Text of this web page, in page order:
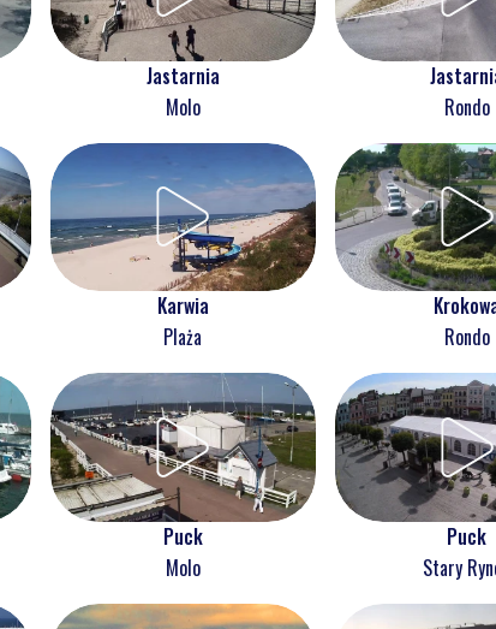
Jastarnia
Molo
Rondo
Karwia
Plaża
Rondo
Puck
Molo
Puck
Stary